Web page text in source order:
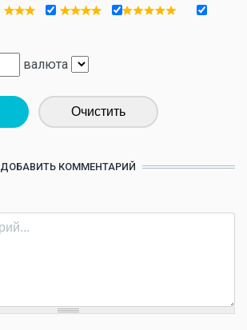
валюта
Очистить
ДОБАВИТЬ КОММЕНТАРИЙ